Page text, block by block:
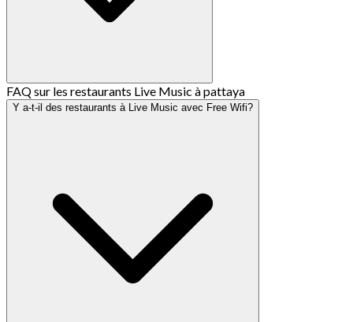
FAQ sur les restaurants Live Music à pattaya
Y a-t-il des restaurants à Live Music avec Free Wifi?